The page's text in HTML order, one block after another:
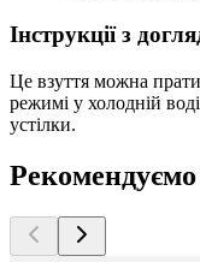
Інструкції з
Це взуття можна
режимі у холодній
устілки.
Рекомендуємо